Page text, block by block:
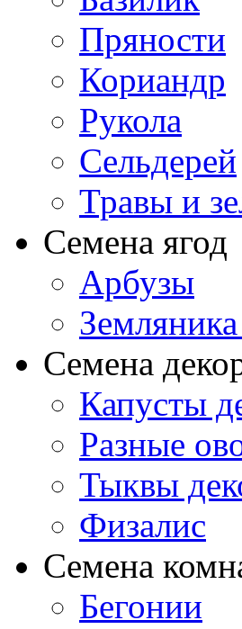
Пряности
Кориандр
Рукола
Сельдерей
Травы и
Семена ягод
Арбузы
Семена
Капусты
Разные
Тыквы
Физалис
Семена
Бегонии